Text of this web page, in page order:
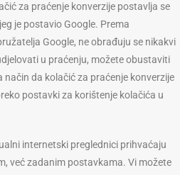
za praćenje konverzije postavlja se
je postavio Google. Prema
Google, ne obrađuju se nikakvi
u praćenju, možete obustaviti
da kolačić za praćenje konverzije
postavki za korištenje kolačića u
internetski preglednici prihvaćaju
već zadanim postavkama. Vi možete